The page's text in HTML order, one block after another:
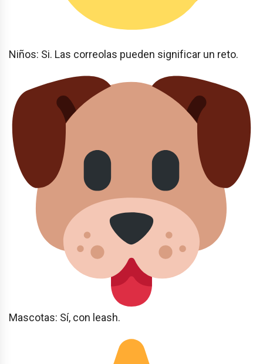
Niños: Si. Las correolas pueden significar un reto.
Mascotas: Sí, con leash.